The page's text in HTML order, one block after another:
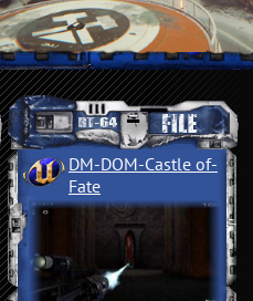
DM-DOM-Castle of­
Fate